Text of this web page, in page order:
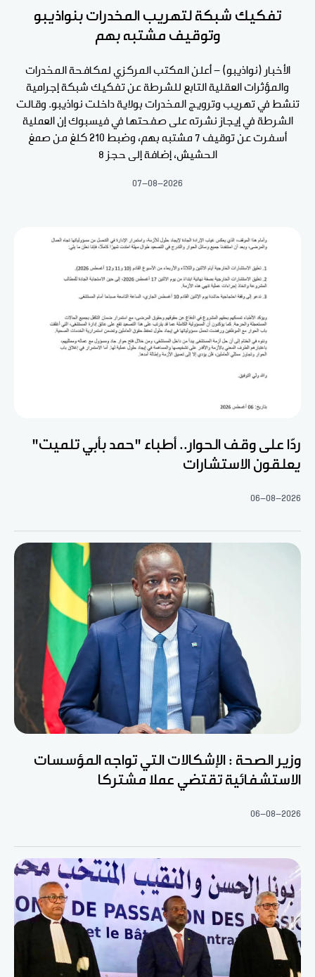
ردّا على وقف الحوار.. أطباء "حمد بأبي تلميت"
يعلقون الاستشارات
06-08-2026
وزير الصحة : الإشكالات التي تواجه المؤسسات
الاستشفائية تقتضي عملا مشتركا
06-08-2026
تفكيك شبكة لتهريب المخدرات بنواذيبو
وتوقيف مشتبه بهم
الأخبار (نواذيبو) - أعلن المكتب المركزي لمكافحة المخدرات
والمؤثرات العقلية التابع للشرطة عن تفكيك شبكة إجرامية
تنشط في تهريب وترويج المخدرات بولاية داخلت نواذيبو. وقالت
الشرطة في إيجاز نشرته على صفحتها في فيسبوك إن العملية
أسفرت عن توقيف 7 مشتبه بهم، وضبط 210 كلغ من صمغ
الحشيش، إضافة إلى حجز 8
07-08-2026